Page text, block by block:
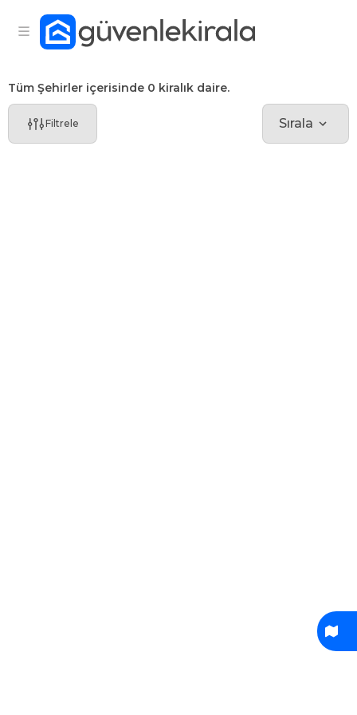
Tüm Şehirler içerisinde 0 kiralık daire.
Filtrele Sırala